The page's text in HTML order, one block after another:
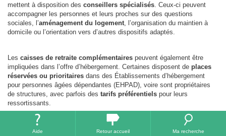
mettent à disposition des conseillers spécialisés. Ceux-ci peuvent
accompagner les personnes et leurs proches sur des questions
sociales, l’aménagement du logement, l’organisation du maintien à
domicile ou l’orientation vers d’autres dispositifs adaptés.
Les caisses de retraite complémentaires peuvent également être
impliquées dans l’offre d’hébergement. Certaines disposent de places
réservées ou prioritaires dans des Établissements d’hébergement
pour personnes âgées dépendantes (EHPAD), voire sont propriétaires
de structures, avec parfois des tarifs préférentiels pour leurs
ressortissants.
Les principaux régimes de retraite en France (rappel)
Aide Retour accueil Ma recherche